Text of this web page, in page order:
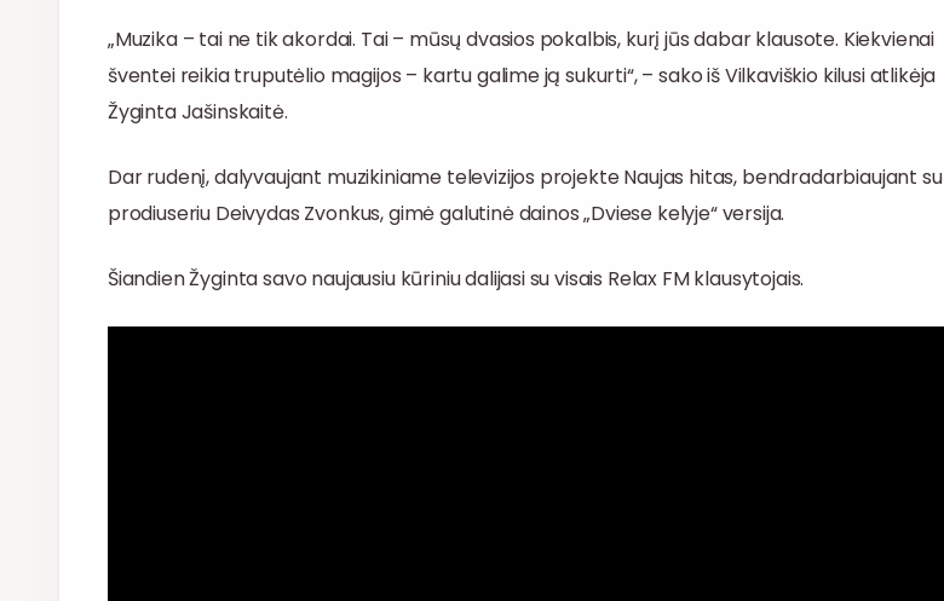
„Muzika – tai ne tik akordai. Tai – mūsų dvasios pokalbis, kurį jūs dabar klausote. Kiekvienai
šventei reikia truputėlio magijos – kartu galime ją sukurti“, – sako iš Vilkaviškio kilusi atlikėja
Žyginta Jašinskaitė.
Dar rudenį, dalyvaujant muzikiniame televizijos projekte Naujas hitas, bendradarbiaujant su
prodiuseriu Deivydas Zvonkus, gimė galutinė dainos „Dviese kelyje“ versija.
Šiandien Žyginta savo naujausiu kūriniu dalijasi su visais Relax FM klausytojais.